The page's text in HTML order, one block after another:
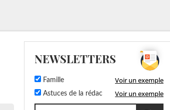
NEWSLETTERS
Famille Voir un exemple
Astuces de la rédac Voir un exemple